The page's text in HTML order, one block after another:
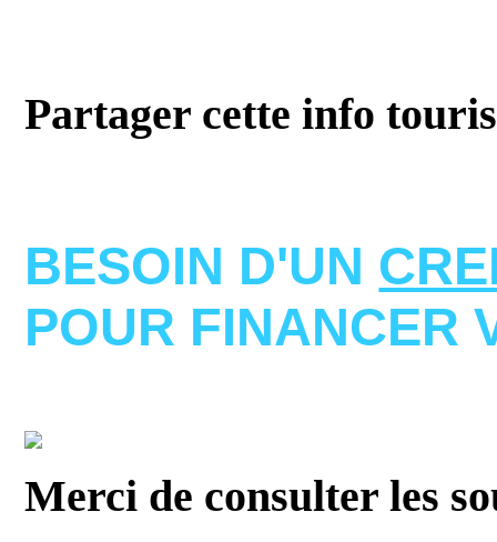
Partager cette info
BESOIN D'UN
POUR FINANCER
Merci de consulter les